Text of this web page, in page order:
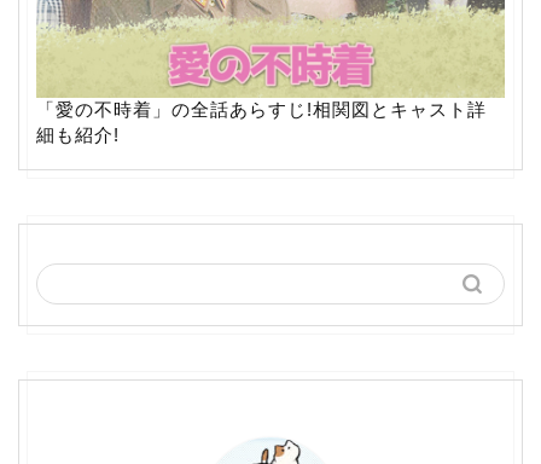
「愛の不時着」の全話あらすじ!相関図とキャスト詳
細も紹介!